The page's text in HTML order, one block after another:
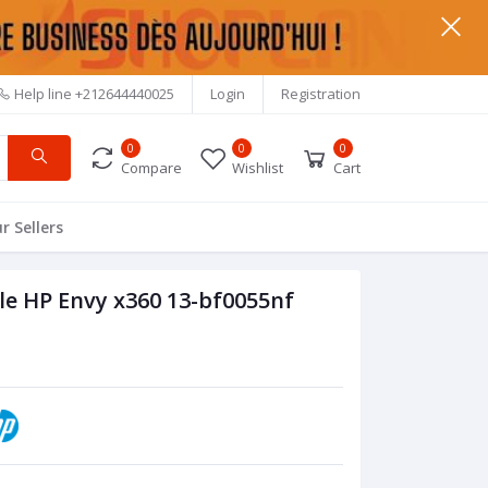
Help line +212644440025 Login Registration
0
Compare
0
Wishlist
0
Cart
Sellers
Envy x360 13-bf0055nf